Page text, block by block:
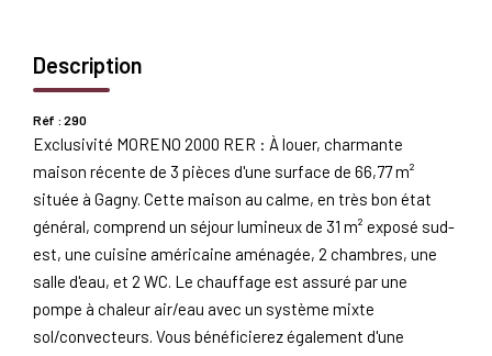
Description
Réf : 290
Exclusivité MORENO 2000 RER : À louer, charmante
maison récente de 3 pièces d'une surface de 66,77 m²
située à Gagny. Cette maison au calme, en très bon état
général, comprend un séjour lumineux de 31 m² exposé sud-
est, une cuisine américaine aménagée, 2 chambres, une
salle d'eau, et 2 WC. Le chauffage est assuré par une
pompe à chaleur air/eau avec un système mixte
sol/convecteurs. Vous bénéficierez également d'une